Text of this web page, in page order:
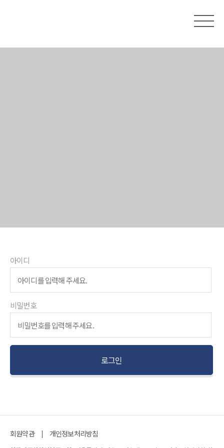
아이디
비밀번호
회원약관 개인정보처리방침